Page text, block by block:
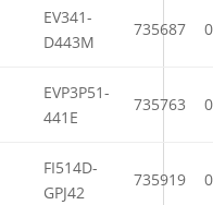
EV341-
D443M
735687
EVP3P51-
441E
735763
FI514D-
GPJ42
735919